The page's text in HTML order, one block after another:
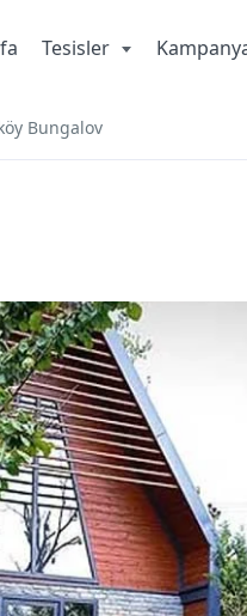
Tesisler
Bungalov